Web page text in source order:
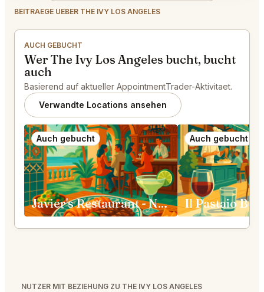
BEITRAEGE UEBER THE IVY LOS ANGELES
AUCH GEBUCHT
Wer The Ivy Los Angeles bucht, bucht
auch
Basierend auf aktueller AppointmentTrader-Aktivitaet.
Verwandte Locations ansehen
Auch gebucht
Javier's Restaurant - Newport Beach
Auch gebucht
Il Pastaio
NUTZER MIT BEZIEHUNG ZU THE IVY LOS ANGELES